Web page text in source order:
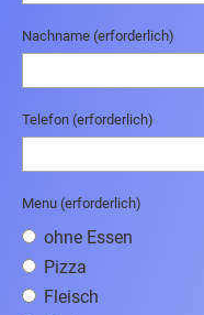
Nachname (erforderlich)
Telefon (erforderlich)
Menu (erforderlich)
ohne Essen
Pizza
Fleisch